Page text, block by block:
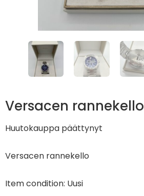
Versacen rannekello
Huutokauppa päättynyt
Versacen rannekello
Item condition: Uusi